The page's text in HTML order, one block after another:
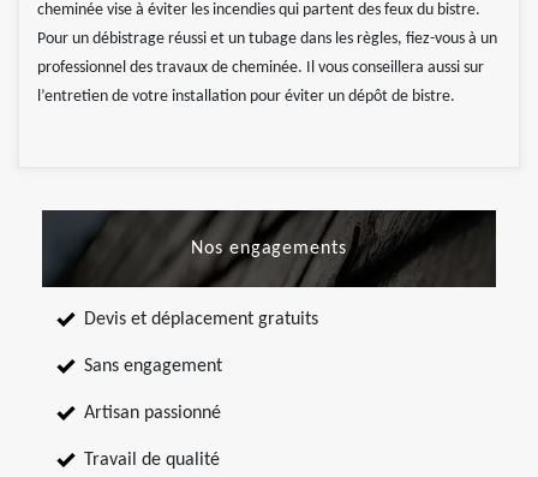
cheminée vise à éviter les incendies qui partent des feux du bistre.
Pour un débistrage réussi et un tubage dans les règles, fiez-vous à un
professionnel des travaux de cheminée. Il vous conseillera aussi sur
l’entretien de votre installation pour éviter un dépôt de bistre.
Nos engagements
Devis et déplacement gratuits
Sans engagement
Artisan passionné
Travail de qualité